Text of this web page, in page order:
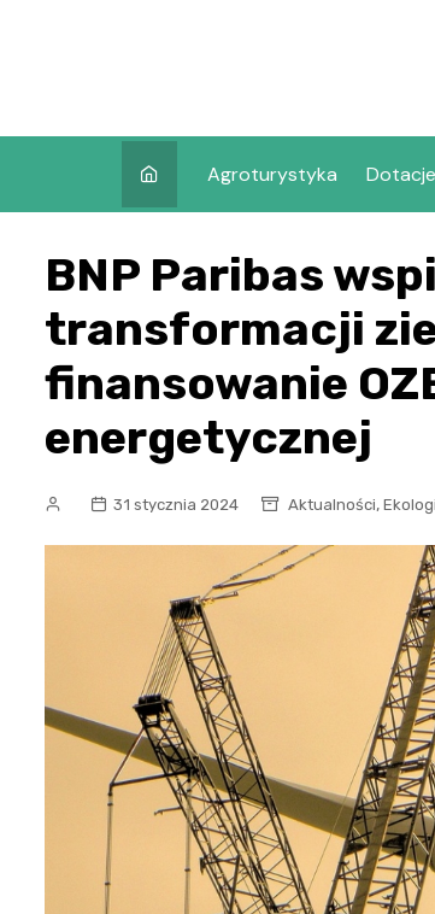
Agroturystyka Dotacje
BNP Paribas
transformacji
finansowanie
energetycznej
31 stycznia 2024 Aktualności,